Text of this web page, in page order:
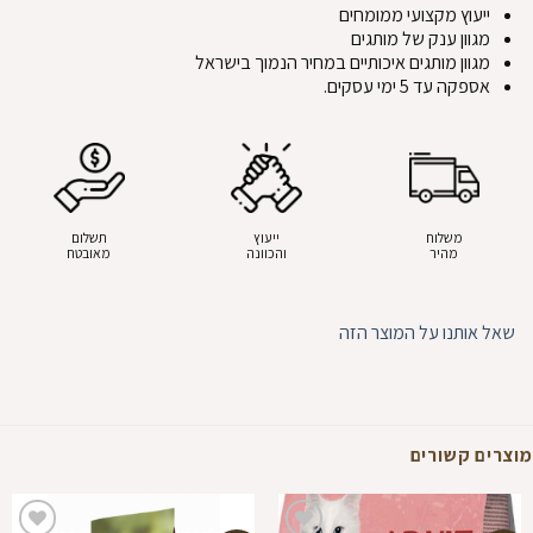
ייעוץ מקצועי ממומחים
מגוון ענק של מותגים
מגוון מותגים איכותיים במחיר הנמוך בישראל
אספקה עד 5 ימי עסקים.
משלוח
מהיר
ייעוץ
והכוונה
תשלום
מאובטח
שאל אותנו על המוצר הזה
מוצרים קשורים